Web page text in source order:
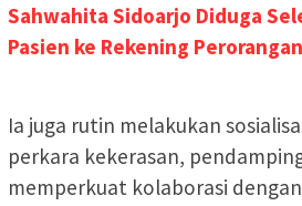
Sahwahita Sidoarjo Diduga
Pasien ke Rekening Perorangan
Ia juga rutin melakukan
perkara kekerasan,
memperkuat kolaborasi